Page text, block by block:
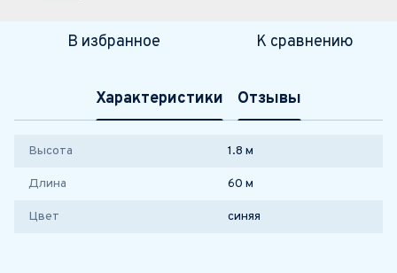
В избранное К сравнению
Характеристики Отзывы
Высота 1.8 м
Длина 60 м
Цвет синяя